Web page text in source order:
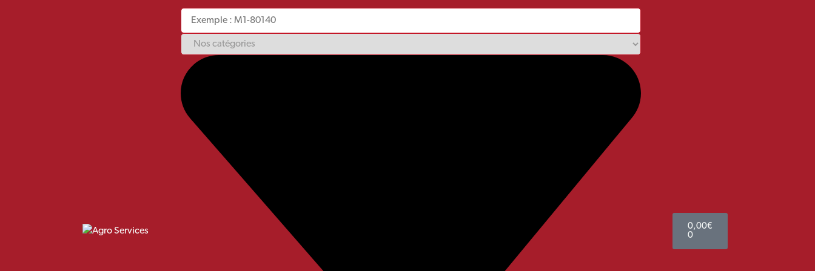
0,00€
0